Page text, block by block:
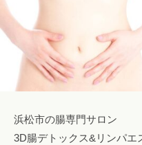
c
o
浜松市の腸専門サロン
3D腸デトックス&リンパエ